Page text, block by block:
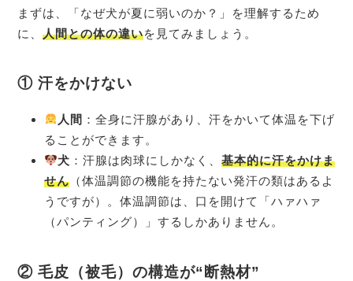
まずは、「なぜ犬が夏に弱いのか？」を理解するため
に、人間との体の違いを見てみましょう。
① 汗をかけない
人間 ：全身に汗腺があり、汗をかいて体温を下げ
ることができます。
犬 ：汗腺は肉球にしかなく、 基本的に汗をかけま
せん（体温調節の機能を持たない発汗の類はあるよ
うですが）。体温調節は、口を開けて「ハァハァ
（パンティング）」するしかありません。
② 毛皮（被毛）の構造が“断熱材”